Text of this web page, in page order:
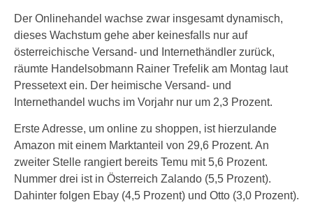
Der Onlinehandel wachse zwar insgesamt dynamisch,
dieses Wachstum gehe aber keinesfalls nur auf
österreichische Versand- und Internethändler zurück,
räumte Handelsobmann Rainer Trefelik am Montag laut
Pressetext ein. Der heimische Versand- und
Internethandel wuchs im Vorjahr nur um 2,3 Prozent.
Erste Adresse, um online zu shoppen, ist hierzulande
Amazon mit einem Marktanteil von 29,6 Prozent. An
zweiter Stelle rangiert bereits Temu mit 5,6 Prozent.
Nummer drei ist in Österreich Zalando (5,5 Prozent).
Dahinter folgen Ebay (4,5 Prozent) und Otto (3,0 Prozent).